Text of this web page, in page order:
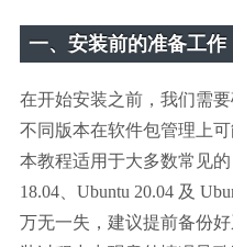
一、安装前的准备工作
在开始安装之前，我们需
不同版本在软件包管理上
本教程适用于大多数常见的
18.04、Ubuntu 20.04 及
万无一失，建议提前备份